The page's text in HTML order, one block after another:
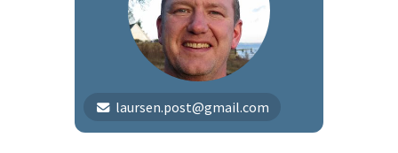
laursen.post@gmail.com